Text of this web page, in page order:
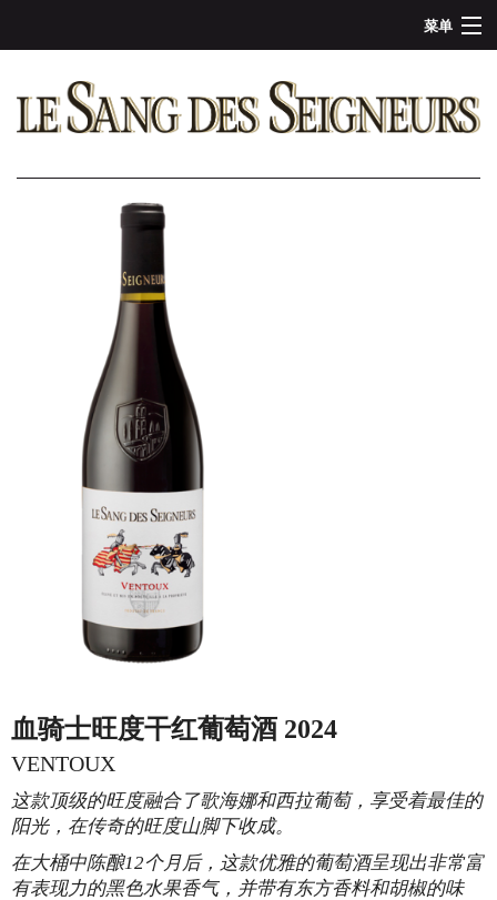
菜单
葡萄酒介绍
历史
成为领主
血骑士旺度干红葡萄酒 2024
VENTOUX
这款顶级的旺度融合了歌海娜和西拉葡萄，享受着最佳的
阳光，在传奇的旺度山脚下收成。
在大桶中陈酿12个月后，这款优雅的葡萄酒呈现出非常富
有表现力的黑色水果香气，并带有东方香料和胡椒的味